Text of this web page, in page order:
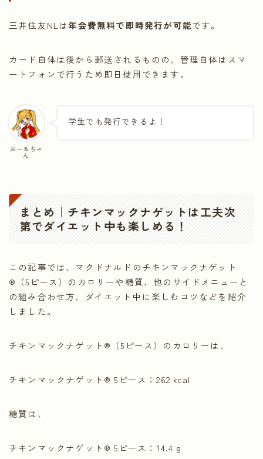
三井住友NLは年会費無料で即時発行が可能です。
カード自体は後から郵送されるものの、管理自体はスマ
ートフォンで行うため即日使用できます。
おーるちゃ
ん
学生でも発行できるよ！
まとめ｜チキンマックナゲットは工夫次
第でダイエット中も楽しめる！
この記事では、マクドナルドのチキンマックナゲット
®（5ピース）のカロリーや糖質、他のサイドメニューと
の組み合わせ方、ダイエット中に楽しむコツなどを紹介
しました。
チキンマックナゲット®（5ピース）のカロリーは、
チキンマックナゲット® 5ピース：262 kcal
糖質は、
チキンマックナゲット® 5ピース：14.4 g